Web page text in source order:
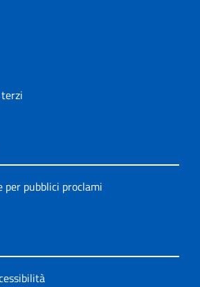
pubblici proclami